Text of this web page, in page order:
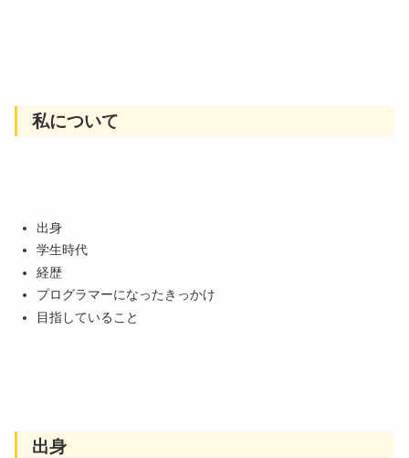
私について
出身
学生時代
経歴
プログラマーになったきっかけ
目指していること
出身